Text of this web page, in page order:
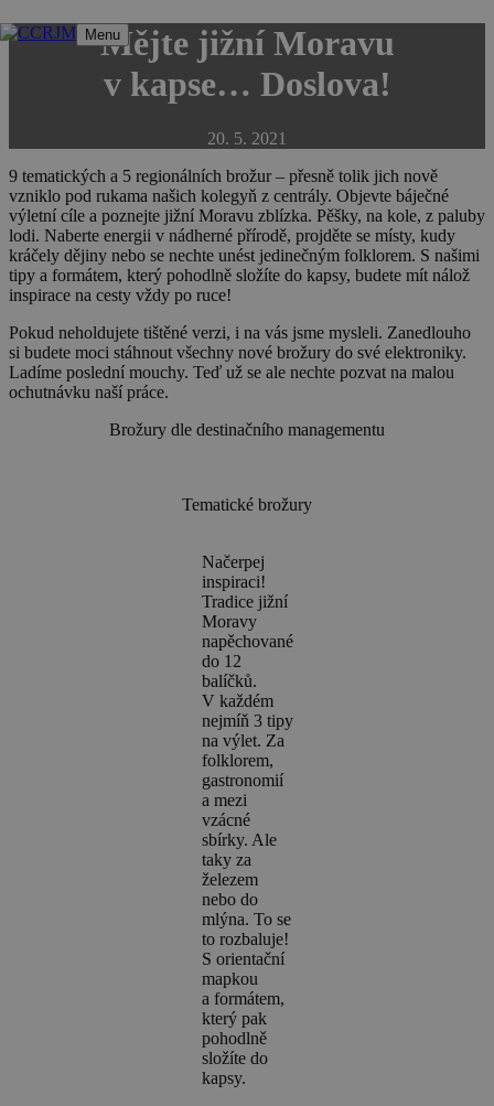
Přeskočit
Menu
Mějte jižní Moravu
v kapse… Doslova!
20. 5. 2021
9 tematických a 5 regionálních brožur– přesně tolik jich nově
vzniklo pod rukama našich kolegyň z centrály. Objevte báječné
výletní cíle a poznejte jižní Moravu zblízka. Pěšky, na kole, z paluby
lodi. Naberte energii v nádherné přírodě, projděte se místy, kudy
kráčely dějiny nebo se nechte unést jedinečným folklorem. S našimi
tipy a formátem, který pohodlně složíte do kapsy, budete mít nálož
inspirace na cesty vždy po ruce!
Pokud neholdujete tištěné verzi, i na vás jsme mysleli. Zanedlouho
si budete moci stáhnout všechny nové brožury do své elektroniky.
Ladíme poslední mouchy. Teď už se ale nechte pozvat na malou
ochutnávku naší práce.
Brožury dle destinačního managementu
Tematické brožury
Načerpej
inspiraci!
Tradice jižní
Moravy
napěchované
do 12
balíčků.
V každém
nejmíň 3 tipy
na výlet. Za
folklorem,
gastronomií
a mezi
vzácné
sbírky. Ale
taky za
železem
nebo do
mlýna. To se
to rozbaluje!
S orientační
mapkou
a formátem,
který pak
pohodlně
složíte do
kapsy.